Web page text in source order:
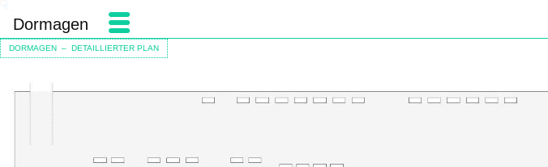
Dormagen
DORMAGEN – DETAILLIERTER PLAN